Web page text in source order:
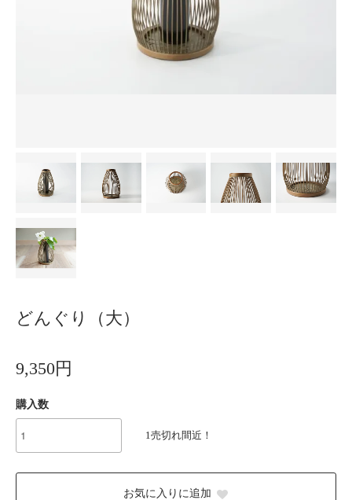
どんぐり（大）
9,350円
購入数
1売切れ間近！
お気に入りに追加